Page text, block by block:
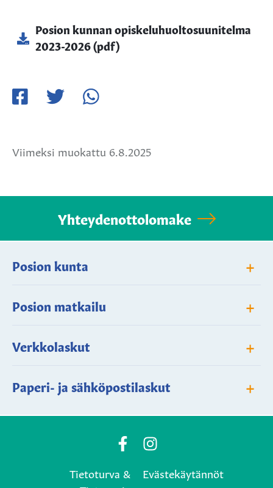
Posion kunnan opiskeluhuoltosuunitelma
2023-2026 (pdf)
Viimeksi muokattu 6.8.2025
Yhteydenottolomake
Posion kunta +
Posion matkailu +
Verkkolaskut +
Paperi- ja sähköpostilaskut +
Posio
Facebook
Posio
Instagram
Tietoturva &
Evästekäytännöt